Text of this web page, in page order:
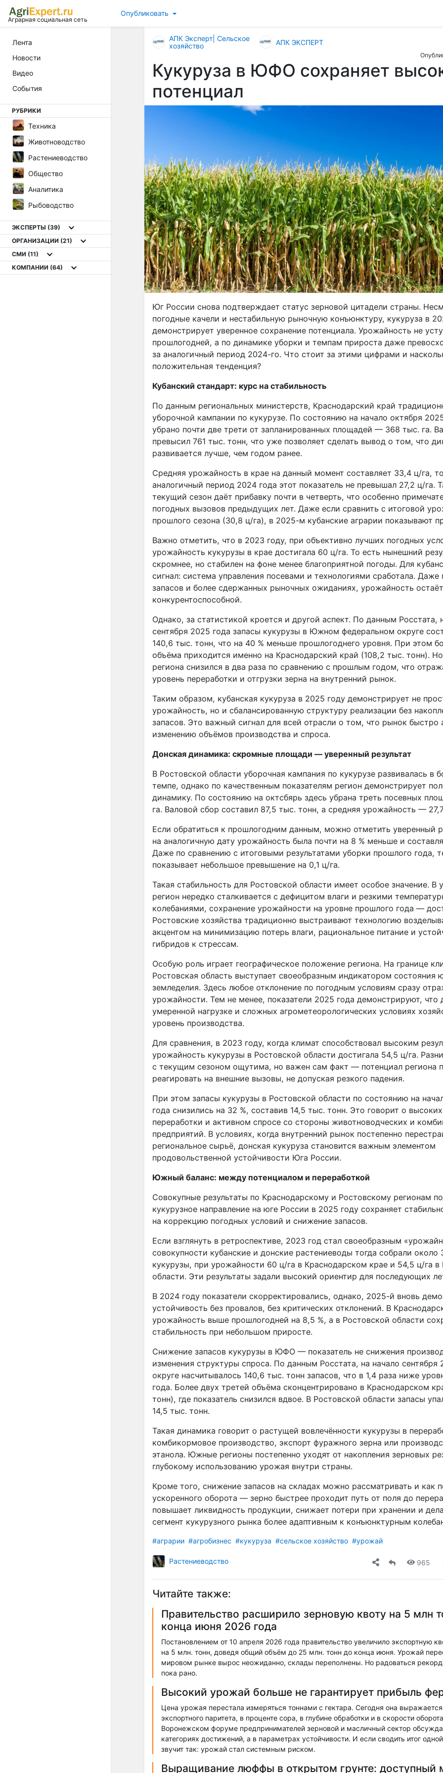
Аграрная социальная сеть
Опубликовать
Лента
Новости
Видео
События
РУБРИКИ
Техника
Животноводство
Растениеводство
Общество
Аналитика
Рыбоводство
ЭКСПЕРТЫ (39)
ОРГАНИЗАЦИИ (21)
СМИ (11)
КОМПАНИИ (64)
АПК Эксперт| Сельское
хозяйство
АПК ЭКСПЕРТ
Кукуруза в ЮФО сохраняет
потенциал
Юг России снова подтверждает статус зерновой цитадели страны.
погодные качели и нестабильную рыночную конъюнктуру, кукуруза в
демонстрирует уверенное сохранение потенциала. Урожайность не
прошлогодней, а по динамике уборки и темпам прироста даже
за аналогичный период 2024-го. Что стоит за этими цифрами и
положительная тенденция?
Кубанский стандарт: курс на стабильность
По данным региональных министерств, Краснодарский край
уборочной кампании по кукурузе. По состоянию на начало октября
убрано почти две трети от запланированных площадей — 368 тыс. га.
превысил 761 тыс. тонн, что уже позволяет сделать вывод о том, что
развивается лучше, чем годом ранее.
Средняя урожайность в крае на данный момент составляет 33,4 ц/га,
аналогичный период 2024 года этот показатель не превышал 27,2 ц/га.
текущий сезон даёт прибавку почти в четверть, что особенно
погодных вызовов предыдущих лет. Даже если сравнить с итоговой
прошлого сезона (30,8 ц/га), в 2025-м кубанские аграрии показывают
Важно отметить, что в 2023 году, при объективно лучших погодных
урожайность кукурузы в крае достигала 60 ц/га. То есть нынешний
скромнее, но стабилен на фоне менее благоприятной погоды. Для
сигнал: система управления посевами и технологиями сработала.
запасов и более сдержанных рыночных ожиданиях, урожайность
конкурентоспособной.
Однако, за статистикой кроется и другой аспект. По данным Росстата,
сентября 2025 года запасы кукурузы в Южном федеральном округе
140,6 тыс. тонн, что на 40 % меньше прошлогоднего уровня. При этом
объёма приходится именно на Краснодарский край (108,2 тыс. тонн). Но
региона снизился в два раза по сравнению с прошлым годом, что
уровень переработки и отгрузки зерна на внутренний рынок.
Таким образом, кубанская кукуруза в 2025 году демонстрирует не
урожайность, но и сбалансированную структуру реализации без
запасов. Это важный сигнал для всей отрасли о том, что рынок быстро
изменению объёмов производства и спроса.
Донская динамика: скромные площади — уверенный результат
В Ростовской области уборочная кампания по кукурузе развивалась в
темпе, однако по качественным показателям регион демонстрирует
динамику. По состоянию на октсбярь здесь убрана треть посевных
га. Валовой сбор составил 87,5 тыс. тонн, а средняя урожайность —
Если обратиться к прошлогодним данным, можно отметить уверенный
на аналогичную дату урожайность была почти на 8 % меньше и
Даже по сравнению с итоговыми результатами уборки прошлого года,
показывает небольшое превышение на 0,1 ц/га.
Такая стабильность для Ростовской области имеет особое значение. В
регион нередко сталкивается с дефицитом влаги и резкими
колебаниями, сохранение урожайности на уровне прошлого года —
Ростовские хозяйства традиционно выстраивают технологию
акцентом на минимизацию потерь влаги, рациональное питание и
гибридов к стрессам.
Особую роль играет географическое положение региона. На границе
Ростовская область выступает своеобразным индикатором состояния
земледелия. Здесь любое отклонение по погодным условиям сразу
урожайности. Тем не менее, показатели 2025 года демонстрируют, что
умеренной нагрузке и сложных агрометеорологических условиях
уровень производства.
Для сравнения, в 2023 году, когда климат способствовал высоким
урожайность кукурузы в Ростовской области достигала 54,5 ц/га.
с текущим сезоном ощутима, но важен сам факт — потенциал региона
реагировать на внешние вызовы, не допуская резкого падения.
При этом запасы кукурузы в Ростовской области по состоянию на
года снизились на 32 %, составив 14,5 тыс. тонн. Это говорит о
переработки и активном спросе со стороны животноводческих и
предприятий. В условиях, когда внутренний рынок постепенно
региональное сырьё, донская кукуруза становится важным элементом
продовольственной устойчивости Юга России.
Южный баланс: между потенциалом и переработкой
Совокупные результаты по Краснодарскому и Ростовскому регионам
кукурузное направление на юге России в 2025 году сохраняет
на коррекцию погодных условий и снижение запасов.
Если взглянуть в ретроспективе, 2023 год стал своеобразным
совокупности кубанские и донские растениеводы тогда собрали около
кукурузы, при урожайности 60 ц/га в Краснодарском крае и 54,5 ц/га в
области. Эти результаты задали высокий ориентир для последующих
В 2024 году показатели скорректировались, однако, 2025-й вновь
устойчивость без провалов, без критических отклонений. В
урожайность выше прошлогодней на 8,5 %, а в Ростовской области
стабильность при небольшом приросте.
Снижение запасов кукурузы в ЮФО — показатель не снижения
изменения структуры спроса. По данным Росстата, на начало сентября
округе насчитывалось 140,6 тыс. тонн запасов, что в 1,4 раза ниже
года. Более двух третей объёма сконцентрировано в Краснодарском
тонн), где показатель снизился вдвое. В Ростовской области запасы
14,5 тыс. тонн.
Такая динамика говорит о растущей вовлечённости кукурузы в
комбикормовое производство, экспорт фуражного зерна или
этанола. Южные регионы постепенно уходят от накопления зерновых
глубокому использованию урожая внутри страны.
Кроме того, снижение запасов на складах можно рассматривать и как
ускоренного оборота — зерно быстрее проходит путь от поля до
повышает ликвидность продукции, снижает потери при хранении и
сегмент кукурузного рынка более адаптивным к конъюнктурным
#аграрии #агробизнес #кукуруза #сельское хозяйство #урожай
Растениеводство 965
Читайте также:
Правительство расширило зерновую квоту на 5 млн
конца июня 2026 года
Постановлением от 10 апреля 2026 года правительство увеличило экспортную
на 5 млн. тонн, доведя общий объём до 25 млн. тонн до конца июня. Урожай
мировом рынке вырос неожиданно, склады переполнены. Но радоваться
пока рано.
Высокий урожай больше не гарантирует прибыль
Цена урожая перестала измеряться тоннами с гектара. Сегодня она
экспортного паритета, в проценте сора, в глубине обработки и в скорости
Воронежском форуме предпринимателей зерновой и масличный сектор
категориях достижений, а в параметрах устойчивости. И если сводить итог
звучит так: урожай стал системным риском.
Выращивание люффы в открытом грунте: доступный